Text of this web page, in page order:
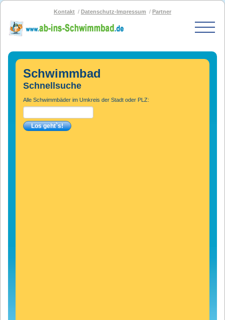
Kontakt Datenschutz-Impressum Partner
Start
Schwimmbad-Karte
Bäder nach PLZ
Bäder nach Stadt
SOS-Schwimmbad
Blog
Schwimmbad
Schnellsuche
Alle Schwimmbäder im Umkreis der Stadt oder PLZ: